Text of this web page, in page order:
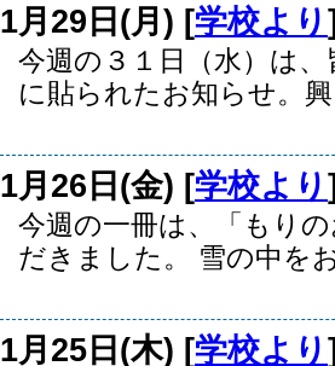
1月29日(月) [学校より
今週の３１日（水）は
に貼られたお知らせ。
1月26日(金) [学校より
今週の一冊は、「もり
だきました。 雪の中を
1月25日(木) [学校より